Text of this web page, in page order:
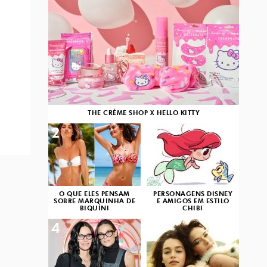
THE CRÈME SHOP X HELLO KITTY
O QUE ELES PENSAM
SOBRE MARQUINHA DE
BIQUÍNI
2
PERSONAGENS DISNEY
E AMIGOS EM ESTILO
CHIBI
3
4